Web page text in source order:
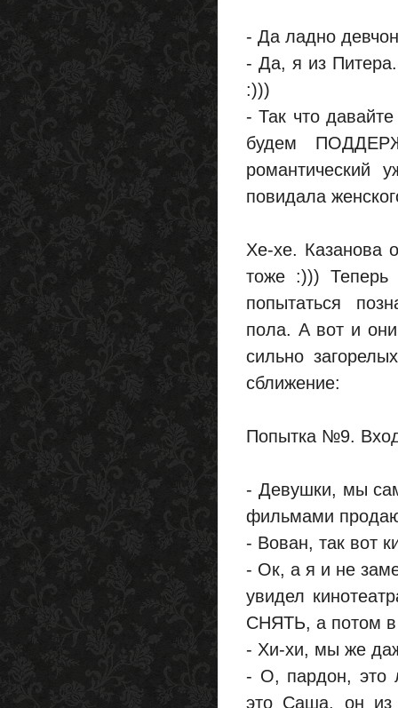
- Да ладно
- Да, я из
:)))
- Так что
будем
романтический
повидала
Хе-хе. Казанова
тоже :)))
попытаться
пола. А вот и
сильно
сближение:
Попытка №9.
- Девушки, мы
фильмами
- Вован, так вот
- Ок, а я и не
увидел
СНЯТЬ, а потом в
- Хи-хи, мы же
- О, пардон, это
это Саша, он из